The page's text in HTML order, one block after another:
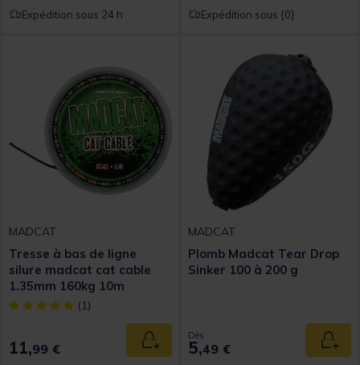
Expédition sous 24 h Expédition sous {0}
MADCAT
Tresse à bas de ligne
silure madcat cat cable
1.35mm 160kg 10m
[object Object] out of 5 Customer Rating
(1)
11,99 € Ajouter au panier
MADCAT
Plomb Madcat Tear Drop
Sinker 100 à 200 g
Dès
5,49 €